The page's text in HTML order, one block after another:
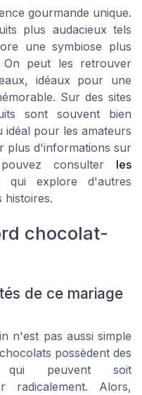
gourmande unique.
plus audacieux tels
une symbiose plus
On peut les retrouver
idéaux pour une
Sur des sites
sont souvent bien
idéal pour les amateurs
plus d'informations sur
consulter les
qui explore d'autres
histoires.
chocolat-
de ce mariage
n'est pas aussi simple
possèdent des
qui peuvent soit
radicalement. Alors,